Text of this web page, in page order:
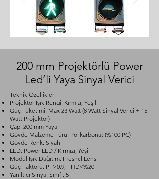
200 mm Projektörlü Power
Led’li Yaya Sinyal Verici
Teknik Özellikleri
Projektör Işık Rengi: Kırmızı, Yeşil
Güç Tüketimi: Max 23 Watt (8 Watt Sinyal Verici + 15
Watt Projektör)
Çap: 200 mm Yaya
Gövde Malzeme Türü: Polikarbonat (%100 PC)
Gövde Renk: Siyah
LED: Power LED / Kırmızı, Yeşil
Modül Işık Dağıtım: Fresnel Lens
Güç Faktörü: PF>0.9, THD<%20
Yanıltıcı Sinyal Sınıfı: 5